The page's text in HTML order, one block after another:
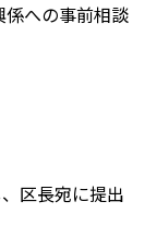
への事前相談
区長宛に提出